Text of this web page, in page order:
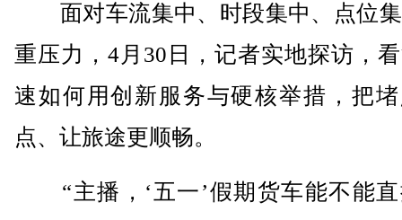
面对车流集中、时段集中、点位
重压力，4月30日，记者实地探访，
速如何用创新服务与硬核举措，把
点、让旅途更顺畅。
“主播，‘五一’假期货车能不能直